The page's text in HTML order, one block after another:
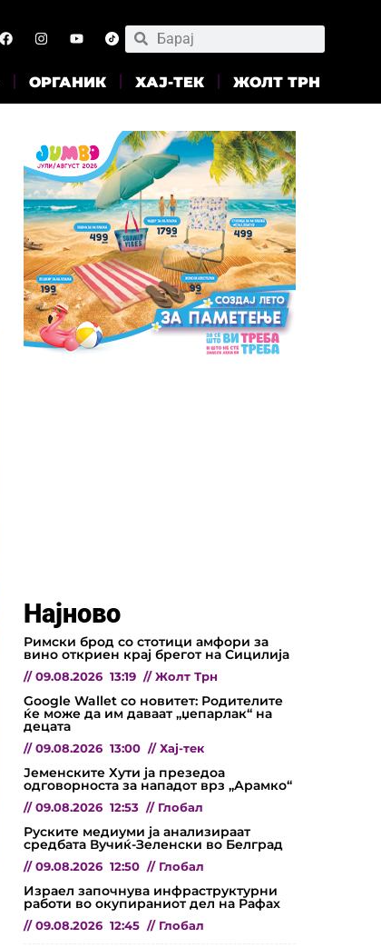
ОРГАНИК ХАЈ-ТЕК ЖОЛТ ТРН
Најново
Римски брод со стотици амфори за
вино откриен крај брегот на Сицилија
// 09.08.2026 13:19 // Жолт Трн
Google Wallet со новитет: Родителите
ќе може да им даваат „џепарлак“ на
децата
// 09.08.2026 13:00 // Хај-тек
Јеменските Хути ја презедоа
одговорноста за нападот врз „Арамко“
// 09.08.2026 12:53 // Глобал
Руските медиуми ја анализираат
средбата Вучиќ-Зеленски во Белград
// 09.08.2026 12:50 // Глобал
Израел започнува инфраструктурни
работи во окупираниот дел на Рафах
// 09.08.2026 12:45 // Глобал